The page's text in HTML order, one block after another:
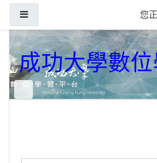
您
成功大學數